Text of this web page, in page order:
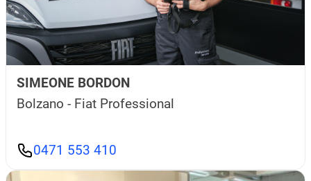
SIMEONE BORDON
Bolzano - Fiat Professional
0471 553 410